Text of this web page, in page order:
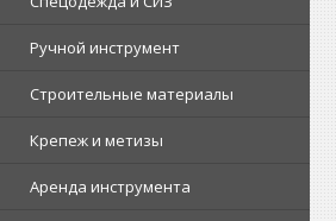
Ручной инструмент
Строительные материалы
Крепеж и метизы
Аренда инструмента